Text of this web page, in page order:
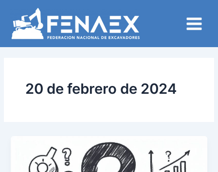
contenido
Menu
20 de febrero de 2024